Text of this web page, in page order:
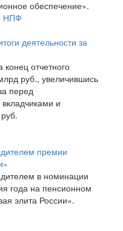
обеспечение».
НПФ
деятельности за
отчетного
руб., увеличившись
перед
и
премии
в номинации
года на пенсионном
элита России».